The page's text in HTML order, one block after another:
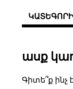
ասք
Գիտե՞ք ինչ